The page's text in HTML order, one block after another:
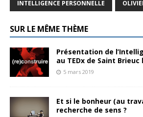
INTELLIGENCE PERSONNELLE
SUR LE MÊME THÈME
Présentation de
au TEDx de Saint Brieuc
5 mars 2019
Et si le bonheur (au
recherche de sens ?